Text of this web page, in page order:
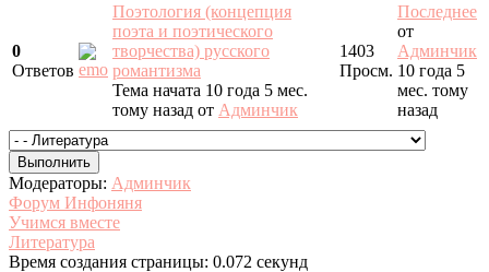
0
Ответов
Поэтология (концепция
поэта и поэтического
творчества) русского
романтизма
Тема начата 10 года 5 мес.
тому назад от Админчик
1403
Просм.
Последнее
от
Админчик
10 года 5
мес. тому
назад
Модераторы: Админчик
Форум Инфоняня
Учимся вместе
Литература
Время создания страницы: 0.072 секунд